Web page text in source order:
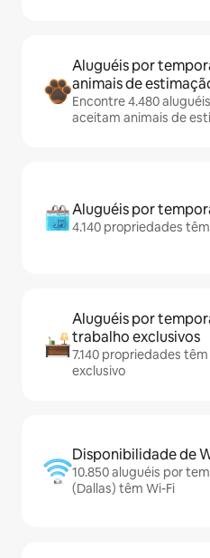
Aluguéis por
animais de
Encontre 4.480
aceitam animais de
Aluguéis por
4.140 propriedades
Aluguéis por
trabalho exclusivos
7.140 propriedades
exclusivo
Disponibilidade de
10.850 aluguéis por
(Dallas) têm Wi-Fi